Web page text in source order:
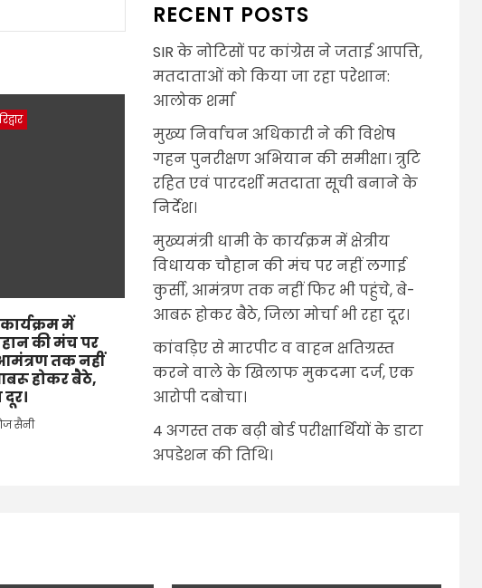
में
की मंच पर
तक नहीं
होकर बैठे,
दूर।
सैनी
RECENT POSTS
SIR के नोटिसों पर कांग्रेस ने जताई आपत्ति,
मतदाताओं को किया जा रहा परेशान:
आलोक शर्मा
मुख्य निर्वाचन अधिकारी ने की विशेष
गहन पुनरीक्षण अभियान की समीक्षा। त्रुटि
रहित एवं पारदर्शी मतदाता सूची बनाने के
निर्देश।
मुख्यमंत्री धामी के कार्यक्रम में क्षेत्रीय
विधायक चौहान की मंच पर नहीं लगाई
कुर्सी, आमंत्रण तक नहीं फिर भी पहुंचे, बे-
आबरू होकर बैठे, जिला मोर्चा भी रहा दूर।
कांवड़िए से मारपीट व वाहन क्षतिग्रस्त
करने वाले के खिलाफ मुकदमा दर्ज, एक
आरोपी दबोचा।
4 अगस्त तक बढ़ी बोर्ड परीक्षार्थियों के डाटा
अपडेशन की तिथि।